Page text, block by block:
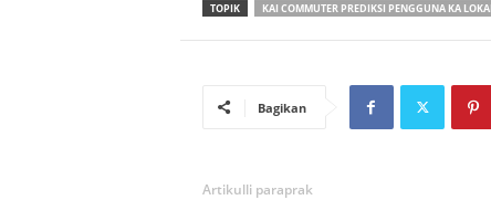
TOPIK KAI COMMUTER PREDIKSI PENGGUNA KA
Bagikan
Artikulli paraprak